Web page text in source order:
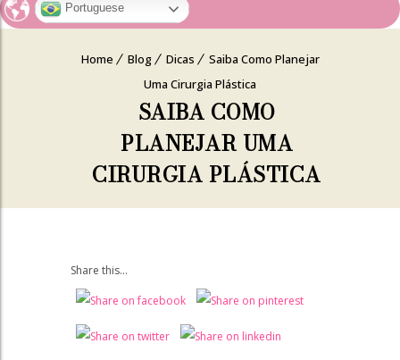
Portuguese
Home Blog Dicas
Saiba Como Planejar
Uma Cirurgia Plástica
SAIBA COMO
PLANEJAR UMA
CIRURGIA PLÁSTICA
Share this...